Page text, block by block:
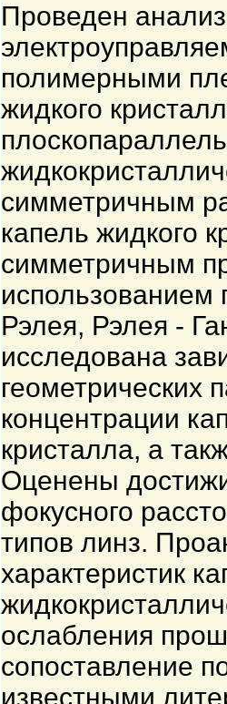
Проведен
полимерными
жидкого
симметричным
капель жидкого
симметричным
использованием
Рэлея, Рэлея -
исследована
геометрических
концентрации
кристалла, а
Оценены
фокусного
типов линз.
характеристик
ослабления
сопоставление
известными